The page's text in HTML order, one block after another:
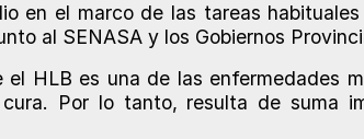
en el marco de las tareas
al SENASA y los Gobiernos
el HLB es una de las enfermedades
Por lo tanto, resulta de suma